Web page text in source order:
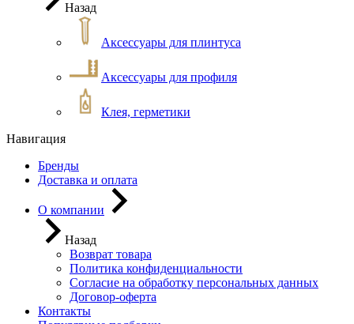
Назад
Аксессуары для плинтуса
Аксессуары для профиля
Клея, герметики
Навигация
Бренды
Доставка и оплата
О компании
Назад
Возврат товара
Политика конфиденциальности
Согласие на обработку персональных данных
Договор-оферта
Контакты